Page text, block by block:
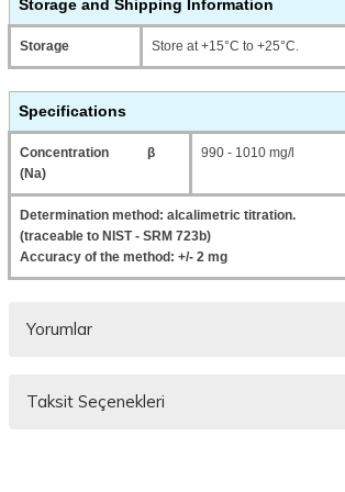
Storage and Shipping Information
Storage Store at +15°C to +25°C.
Specifications
Concentration β
(Na)
990 - 1010 mg/l
Determination method: alcalimetric titration.
(traceable to NIST - SRM 723b)
Accuracy of the method: +/- 2 mg
Yorumlar
Taksit Seçenekleri